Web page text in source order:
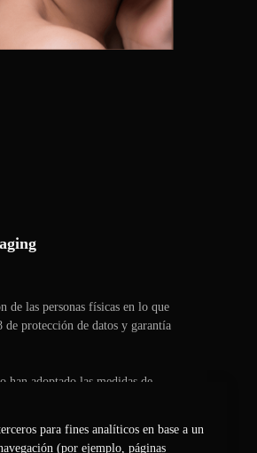
para fines analíticos en base a un
(por ejemplo, páginas
de las personas físicas en lo que
de protección de datos y garantía
adoptado las medidas de
tratamiento_de_datos